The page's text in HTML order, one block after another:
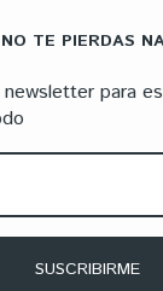
TE PIERDAS
para